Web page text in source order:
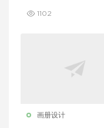
1102
画册设计